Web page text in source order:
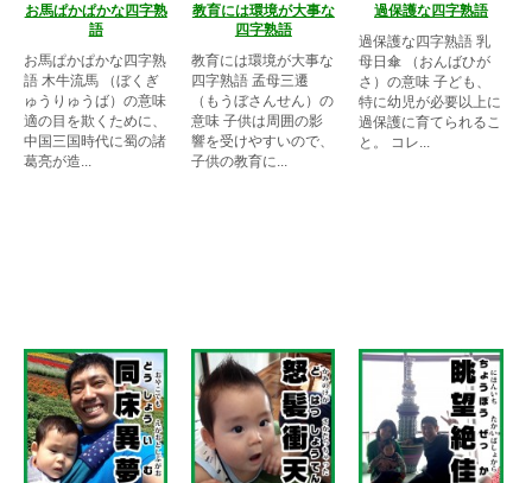
お馬ぱかぱかな四字熟
語
お馬ぱかぱかな四字熟
語 木牛流馬 （ぼくぎ
ゅうりゅうば）の意味
適の目を欺くために、
中国三国時代に蜀の諸
葛亮が造...
教育には環境が大事な
四字熟語
教育には環境が大事な
四字熟語 孟母三遷
（もうぼさんせん）の
意味 子供は周囲の影
響を受けやすいので、
子供の教育に...
過保護な四字熟語
過保護な四字熟語 乳
母日傘 （おんばひが
さ）の意味 子ども、
特に幼児が必要以上に
過保護に育てられるこ
と。 コレ...